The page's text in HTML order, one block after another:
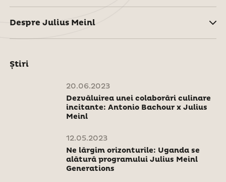
Despre Julius Meinl
Știri
20.06.2023
Dezvăluirea unei colaborări culinare
incitante: Antonio Bachour x Julius
Meinl
12.05.2023
Ne lărgim orizonturile: Uganda se
alătură programului Julius Meinl
Generations